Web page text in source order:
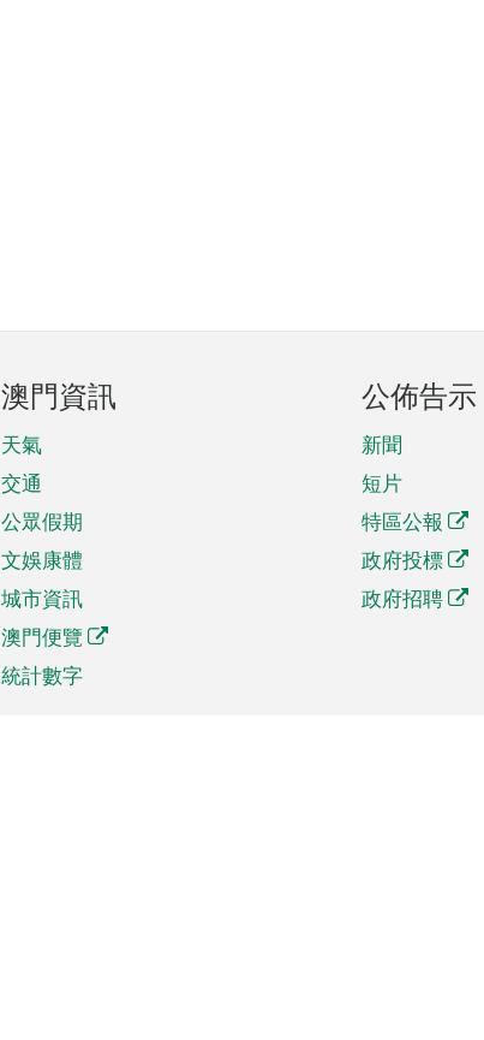
澳門資訊
天氣
交通
公眾假期
文娛康體
城市資訊
澳門便覽
統計數字
公佈告示
新聞
短片
特區公報
政府投標
政府招聘